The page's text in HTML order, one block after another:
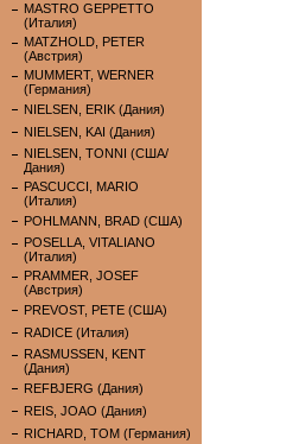
MASTRO GEPPETTO
(Италия)
MATZHOLD, PETER
(Австрия)
MUMMERT, WERNER
(Германия)
NIELSEN, ERIK (Дания)
NIELSEN, KAI (Дания)
NIELSEN, TONNI (США/
Дания)
PASCUCCI, MARIO
(Италия)
POHLMANN, BRAD (США)
POSELLA, VITALIANO
(Италия)
PRAMMER, JOSEF
(Австрия)
PREVOST, PETE (США)
RADICE (Италия)
RASMUSSEN, KENT
(Дания)
REFBJERG (Дания)
REIS, JOAO (Дания)
RICHARD, TOM (Германия)